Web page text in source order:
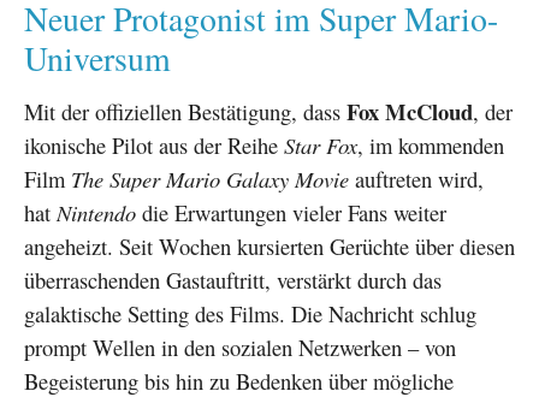
Neuer Protagonist im Super Mario-
Universum
Mit der offiziellen Bestätigung, dass Fox McCloud, der
ikonische Pilot aus der Reihe Star Fox, im kommenden
Film The Super Mario Galaxy Movie auftreten wird,
hat Nintendo die Erwartungen vieler Fans weiter
angeheizt. Seit Wochen kursierten Gerüchte über diesen
überraschenden Gastauftritt, verstärkt durch das
galaktische Setting des Films. Die Nachricht schlug
prompt Wellen in den sozialen Netzwerken – von
Begeisterung bis hin zu Bedenken über mögliche